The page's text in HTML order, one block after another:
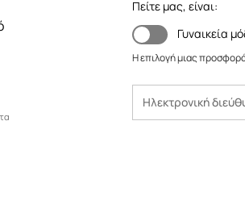
Πείτε μας, είναι:
Γυναικεία
Η επιλογή μιας